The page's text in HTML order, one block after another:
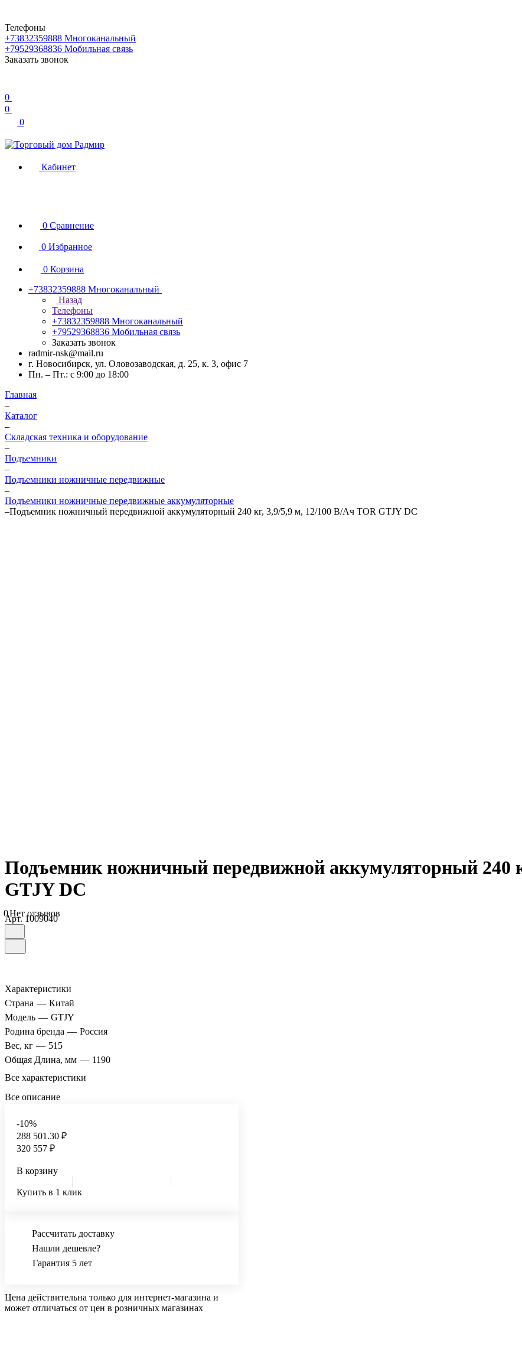
Телефоны
+73832359888 Многоканальный
+79529368836 Мобильная связь
Заказать звонок
0
0
0
Кабинет
0 Сравнение
0 Избранное
0 Корзина
+73832359888 Многоканальный
Назад
Телефоны
+73832359888 Многоканальный
+79529368836 Мобильная связь
Заказать звонок
radmir-nsk@mail.ru
г. Новосибирск, ул. Оловозаводская, д. 25, к. 3, офис 7
Пн. – Пт.: с 9:00 до 18:00
Главная
–
Каталог
–
Складская техника и оборудование
–
Подъемники
–
Подъемники ножничные передвижные
–
Подъемники ножничные передвижные аккумуляторные
–Подъемник ножничный передвижной аккумуляторный 240 кг, 3,9/5,9 м, 12/100 В/Ач TOR GTJY DC
Подъемник ножничный передвижной аккумуляторный 240
GTJY DC
0Нет отзывов
Арт.1009040
Характеристики
Страна — Китай
Модель — GTJY
Родина бренда — Россия
Вес, кг — 515
Общая Длина, мм — 1190
Все характеристики
Все описание
-10%
288 501.30 ₽
320 557 ₽
В корзину
Купить в 1 клик
Рассчитать доставку
Нашли дешевле?
Гарантия 5 лет
Цена действительна только для интернет-магазина и
может отличаться от цен в розничных магазинах